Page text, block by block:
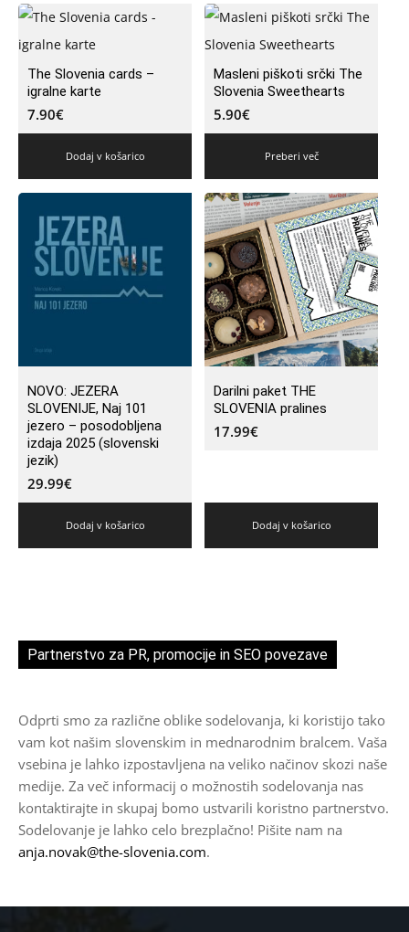
The Slovenia cards –
igralne karte
7.90€
Dodaj v košarico
Masleni piškoti srčki The
Slovenia Sweethearts
5.90€
Preberi več
NOVO: JEZERA
SLOVENIJE, Naj 101
jezero – posodobljena
izdaja 2025 (slovenski
jezik)
29.99€
Dodaj v košarico
Darilni paket THE
SLOVENIA pralines
17.99€
Dodaj v košarico
Partnerstvo za PR, promocije in SEO povezave
Odprti smo za različne oblike sodelovanja, ki koristijo tako
vam kot našim slovenskim in mednarodnim bralcem. Vaša
vsebina je lahko izpostavljena na veliko načinov skozi naše
medije. Za več informacij o možnostih sodelovanja nas
kontaktirajte in skupaj bomo ustvarili koristno partnerstvo.
Sodelovanje je lahko celo brezplačno! Pišite nam na
anja.novak@the-slovenia.com.